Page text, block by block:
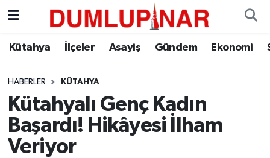
Kütahya İlçeler Asayiş Gündem Ekonomi
HABERLER KÜTAHYA
Kütahyalı Genç Kadın
Başardı! Hikâyesi İlham
Veriyor
Asayiş
Diğer
Dünya
Eğitim
Kütahya Hava Durumu
Kütahya Trafik Yoğunluk Haritası
Süper Lig Puan Durumu ve Fikstür
Tüm Manşetler